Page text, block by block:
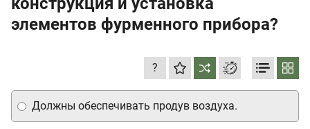
элементов фурменного прибора?
?
Должны обеспечивать продув воздуха.